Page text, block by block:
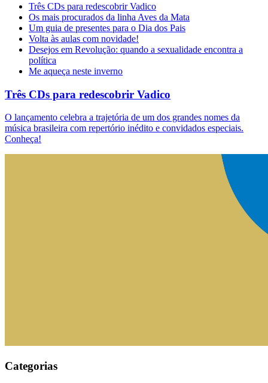
Três CDs para redescobrir Vadico
Os mais procurados da linha Aves da Mata
Um guia de presentes para o Dia dos Pais
Volta às aulas com novidade!
Desejos em Revolução: quando a sexualidade encontra a
política
Me aqueça neste inverno
Três CDs para redescobrir Vadico
O lançamento celebra a trajetória de um dos grandes nomes da
música brasileira com repertório inédito e convidados especiais.
Conheça!
Categorias